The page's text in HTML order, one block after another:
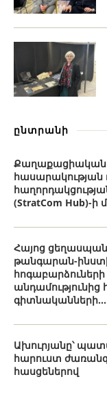
ընտրանի
Քաղաքացիական
(StratCom Hub)-ի
Հայոց
թանգարան-
գիտնականների...
Ախուրյանը՝
հարուստ
հասցեներով